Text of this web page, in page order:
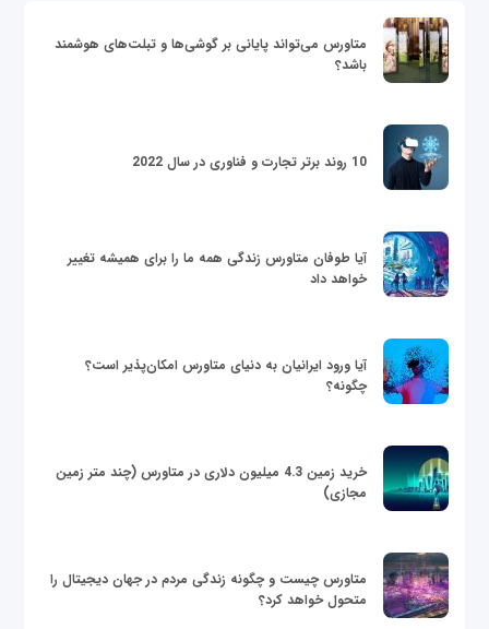
متاورس می‌تواند پایانی بر گوشی‌ها و تبلت‌های هوشمند
باشد؟
10 روند برتر تجارت و فناوری در سال 2022
آیا طوفان متاورس زندگی همه ما را برای همیشه تغییر
خواهد داد
آیا ورود ایرانیان به دنیای متاورس امکان‌پذیر است؟
چگونه؟
خرید زمین 4.3 میلیون دلاری در متاورس (چند متر زمین
مجازی)
متاورس چیست و چگونه زندگی مردم در جهان دیجیتال را
متحول خواهد کرد؟